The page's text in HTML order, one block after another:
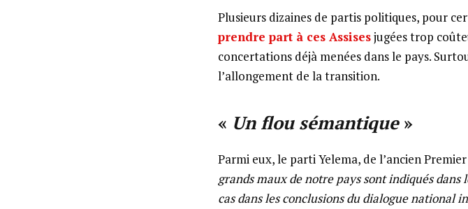
Plusieurs dizaines de partis politiques, pour
prendre part à ces Assisesjugées trop
concertations déjà menées dans le pays.
l’allongement de la transition.
« Un flou sémantique »
Parmi eux, le parti Yelema, de l’ancien
grands maux de notre pays sont indiqués dans
cas dans les conclusions du dialogue national